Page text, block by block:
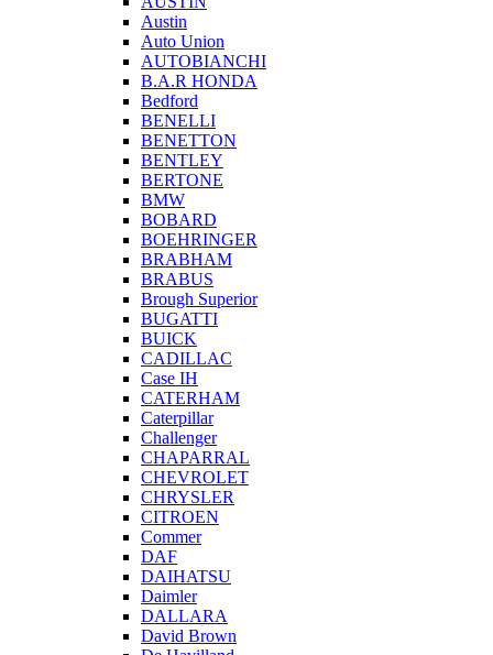
Austin
Auto Union
AUTOBIANCHI
B.A.R HONDA
Bedford
BENELLI
BENETTON
BENTLEY
BERTONE
BMW
BOBARD
BOEHRINGER
BRABHAM
BRABUS
Brough Superior
BUGATTI
BUICK
CADILLAC
Case IH
CATERHAM
Caterpillar
Challenger
CHAPARRAL
CHEVROLET
CHRYSLER
CITROEN
Commer
DAF
DAIHATSU
Daimler
DALLARA
David Brown